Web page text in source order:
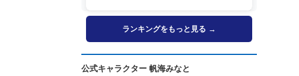
ランキングをもっと見る →
公式キャラクター 帆海みなと